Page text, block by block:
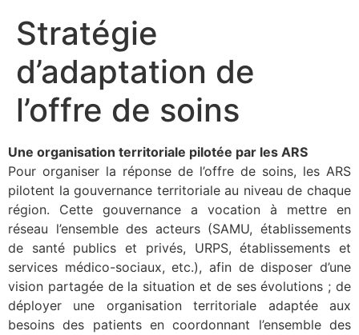
Stratégie
d’adaptation de
l’offre de soins
Une organisation territoriale pilotée par les ARS
Pour organiser la réponse de l’offre de soins, les ARS
pilotent la gouvernance territoriale au niveau de chaque
région. Cette gouvernance a vocation à mettre en
réseau l’ensemble des acteurs (SAMU, établissements
de santé publics et privés, URPS, établissements et
services médico-sociaux, etc.), afin de disposer d’une
vision partagée de la situation et de ses évolutions ; de
déployer une organisation territoriale adaptée aux
besoins des patients en coordonnant l’ensemble des